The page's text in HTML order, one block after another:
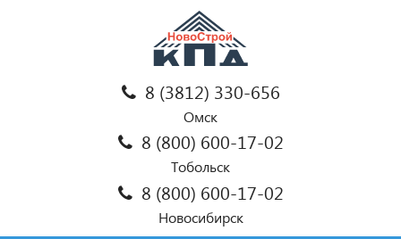
8 (3812) 330-656
Омск
8 (800) 600-17-02
Тобольск
8 (800) 600-17-02
Новосибирск